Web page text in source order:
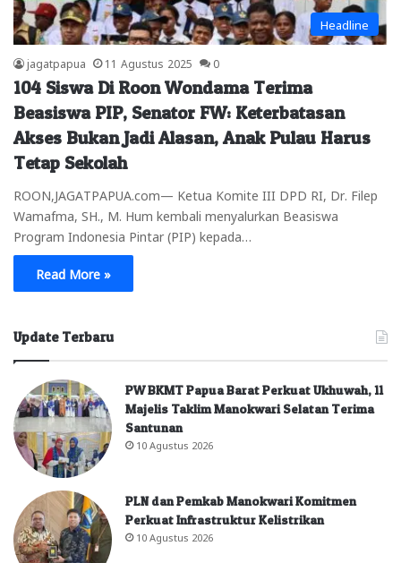
Headline
jagatpapua 11 Agustus 2025 0
104 Siswa Di Roon Wondama Terima
Beasiswa PIP, Senator FW: Keterbatasan
Akses Bukan Jadi Alasan, Anak Pulau Harus
Tetap Sekolah
ROON,JAGATPAPUA.com— Ketua Komite III DPD RI, Dr. Filep
Wamafma, SH., M. Hum kembali menyalurkan Beasiswa
Program Indonesia Pintar (PIP) kepada…
Read More »
Update Terbaru
PW BKMT Papua Barat Perkuat Ukhuwah, 11
Majelis Taklim Manokwari Selatan Terima
Santunan
10 Agustus 2026
PLN dan Pemkab Manokwari Komitmen
Perkuat Infrastruktur Kelistrikan
10 Agustus 2026